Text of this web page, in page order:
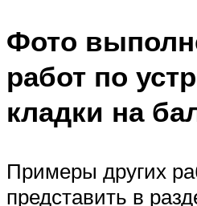
Фото
работ по
кладки на
Примеры других
представить в